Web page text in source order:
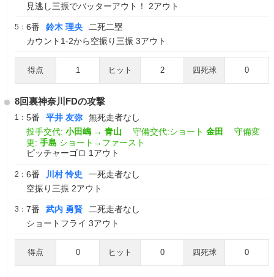
見逃し三振でバッターアウト！ 2アウト
5： 6番 鈴木 理央
二死二塁
カウント1-2から空振り三振 3アウト
得点 1 ヒット 2 四死球 0
8回裏神奈川FDの攻撃
1： 5番 平井 友弥
無死走者なし
投手交代: 小田嶋 → 青山 守備交代:ショート 金田
守備変
更: 手島 ショート→ファースト
ピッチャーゴロ 1アウト
2： 6番 川村 怜史
一死走者なし
空振り三振 2アウト
3： 7番 武内 勇賢
二死走者なし
ショートフライ 3アウト
得点 0 ヒット 0 四死球 0